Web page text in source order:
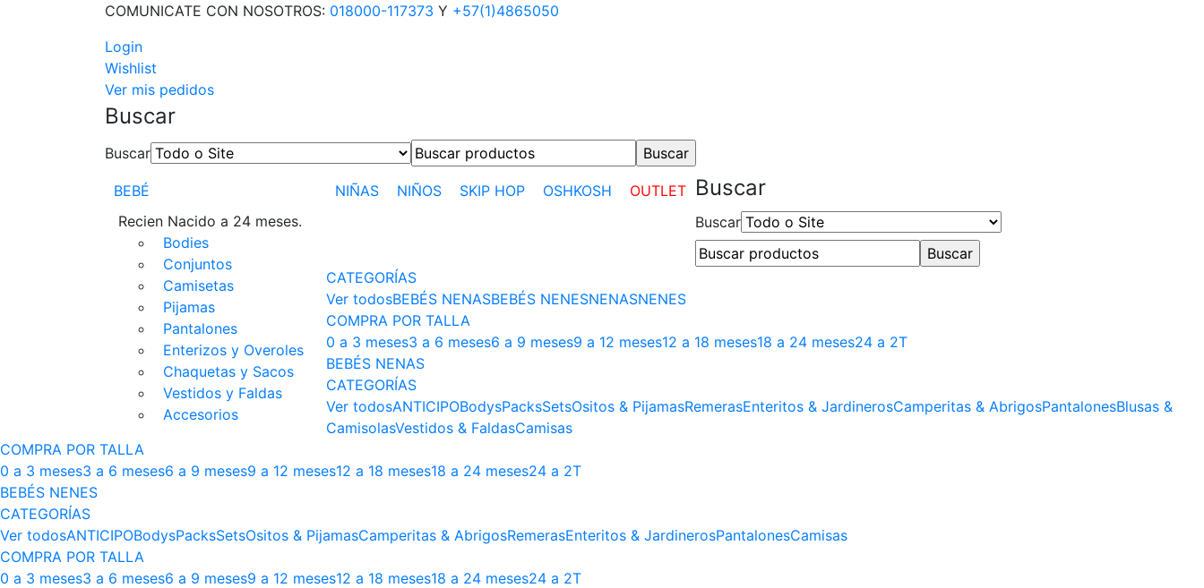
COMUNICATE CON NOSOTROS: 018000-117373 Y +57(1)4865050
Login
Wishlist
Ver mis pedidos
Buscar
Buscar
BEBÉ
Recien Nacido a 24 meses.
Bodies
Conjuntos
Camisetas
Pijamas
Pantalones
Enterizos y Overoles
Chaquetas y Sacos
Vestidos y Faldas
Accesorios
NIÑAS NIÑOS SKIP HOP OSHKOSH OUTLET Buscar
Buscar
CATEGORÍAS
Ver todosBEBÉS NENASBEBÉS NENESNENASNENES
COMPRA POR TALLA
0 a 3 meses3 a 6 meses6 a 9 meses9 a 12 meses12 a 18 meses18 a 24 meses24 a 2T
BEBÉS NENAS
CATEGORÍAS
Ver todosANTICIPOBodysPacksSetsOsitos & PijamasRemerasEnteritos & JardinerosCamperitas & AbrigosPantalonesBlusas &
CamisolasVestidos & FaldasCamisas
COMPRA POR TALLA
0 a 3 meses3 a 6 meses6 a 9 meses9 a 12 meses12 a 18 meses18 a 24 meses24 a 2T
BEBÉS NENES
CATEGORÍAS
Ver todosANTICIPOBodysPacksSetsOsitos & PijamasCamperitas & AbrigosRemerasEnteritos & JardinerosPantalonesCamisas
COMPRA POR TALLA
0 a 3 meses3 a 6 meses6 a 9 meses9 a 12 meses12 a 18 meses18 a 24 meses24 a 2T